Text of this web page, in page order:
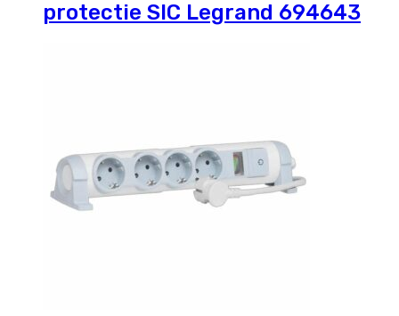
protectie SIC Legrand 694643